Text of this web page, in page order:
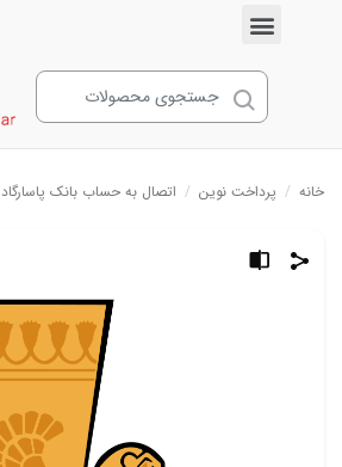
خانه / پرداخت نوین / اتصال به حساب بانک پاسارگاد